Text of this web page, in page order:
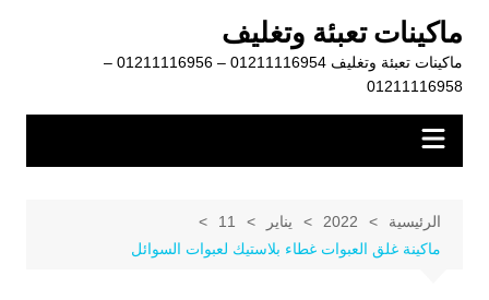
المحتوى
ماكينات تعبئة وتغليف
ماكينات تعبئة وتغليف 01211116954 – 01211116956 –
01211116958
الرئيسية 2022 يناير
11
ماكينة غلق العبوات غطاء بلاستيك لعبوات السوائل